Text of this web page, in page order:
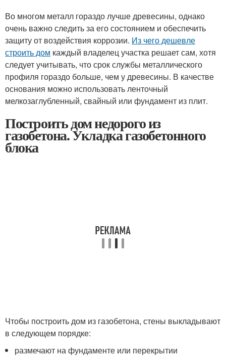
Во многом металл гораздо лучше древесины, однако
очень важно следить за его состоянием и обеспечить
защиту от воздействия коррозии. Из чего дешевле
строить дом каждый владелец участка решает сам, хотя
следует учитывать, что срок службы металлического
профиля гораздо больше, чем у древесины. В качестве
основания можно использовать ленточный
мелкозаглубленный, свайный или фундамент из плит.
Построить дом недорого из
газобетона. Укладка газобетонного
блока
Чтобы построить дом из газобетона, стены выкладывают
в следующем порядке:
размечают на фундаменте или перекрытии